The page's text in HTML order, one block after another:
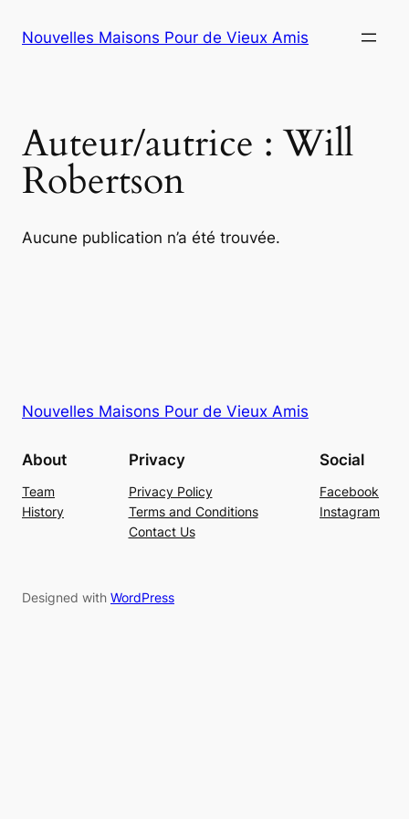
auNouvelles Maisons Pour de Vieux Amis
Auteur/autrice : Will
Robertson
Aucune publication n’a été trouvée.
Nouvelles Maisons Pour de Vieux Amis
About
Team
History
Privacy
Privacy Policy
Terms and Conditions
Contact Us
Social
Facebook
Instagram
Designed with WordPress